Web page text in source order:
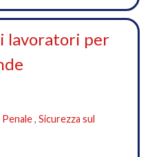
lavoratori per
, Sicurezza sul